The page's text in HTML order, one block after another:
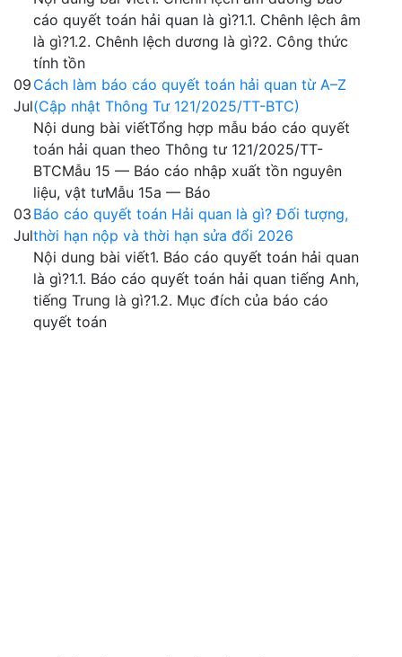
cáo quyết toán hải quan là gì?1.1. Chênh lệch âm
là gì?1.2. Chênh lệch dương là gì?2. Công thức
tính tồn
09
Jul
Cách làm báo cáo quyết toán hải quan từ A–Z
(Cập nhật Thông Tư 121/2025/TT-BTC)
Nội dung bài viếtTổng hợp mẫu báo cáo quyết
toán hải quan theo Thông tư 121/2025/TT-
BTCMẫu 15 — Báo cáo nhập xuất tồn nguyên
liệu, vật tưMẫu 15a — Báo
03
Jul
Báo cáo quyết toán Hải quan là gì? Đối tượng,
thời hạn nộp và thời hạn sửa đổi 2026
Nội dung bài viết1. Báo cáo quyết toán hải quan
là gì?1.1. Báo cáo quyết toán hải quan tiếng Anh,
tiếng Trung là gì?1.2. Mục đích của báo cáo
quyết toán